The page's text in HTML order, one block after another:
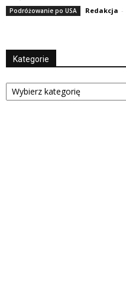
Podróżowanie po USA Redakcja -
Kategorie
Kategorie